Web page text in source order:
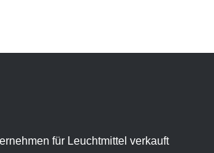
für Leuchtmittel verkauft